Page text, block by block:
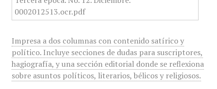
Impresa a dos columnas con contenido satírico y
político. Incluye secciones de dudas para suscriptores,
hagiografía, y una sección editorial donde se reflexiona
sobre asuntos políticos, literarios, bélicos y religiosos.